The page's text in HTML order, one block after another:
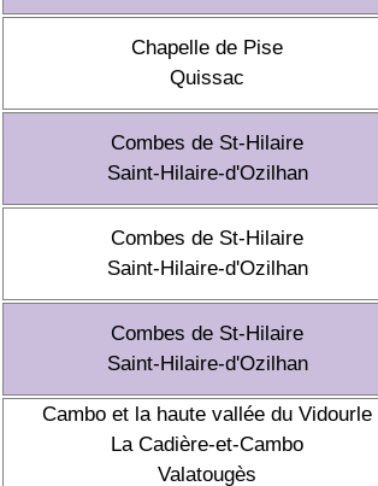
Chapelle de Pise
Quissac
Combes de St-Hilaire
Saint-Hilaire-d'Ozilhan
Combes de St-Hilaire
Saint-Hilaire-d'Ozilhan
Combes de St-Hilaire
Saint-Hilaire-d'Ozilhan
Cambo et la haute vallée du Vidourle
La Cadière-et-Cambo
Valatougès